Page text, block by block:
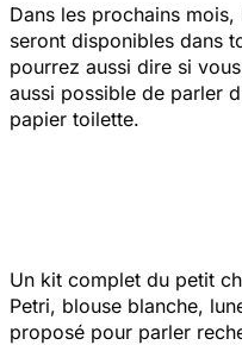
Dans les prochains
seront disponibles dans
pourrez aussi dire si
aussi possible de parler
papier toilette.
Un kit complet du petit
Petri, blouse blanche,
proposé pour parler